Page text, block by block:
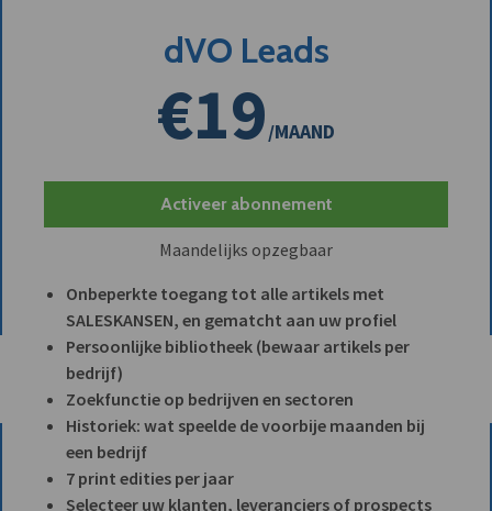
dVO Leads
€19/MAAND
Activeer abonnement
Maandelijks opzegbaar
Onbeperkte toegang tot alle artikels met
SALESKANSEN, en gematcht aan uw profiel
Persoonlijke bibliotheek (bewaar artikels per
bedrijf)
Zoekfunctie op bedrijven en sectoren
Historiek: wat speelde de voorbije maanden bij
een bedrijf
7 print edities per jaar
Selecteer uw klanten, leveranciers of prospects